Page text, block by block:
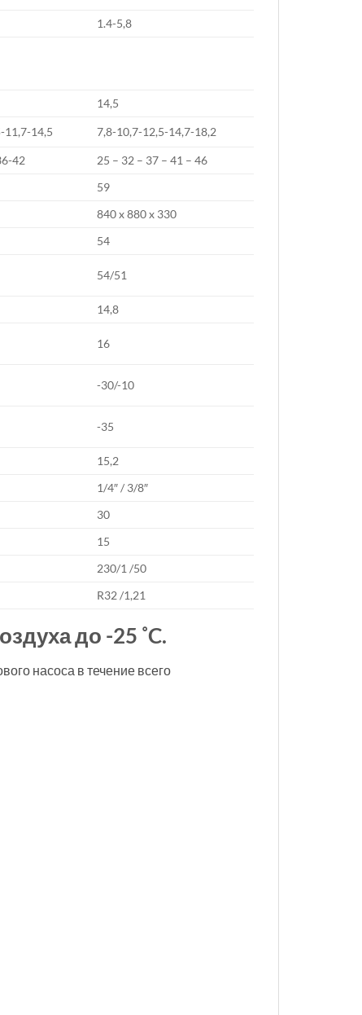
1.4-5,8
14,5
11,7-14,5 7,8-10,7-12,5-14,7-18,2
42
25 – 32 – 37 – 41 – 46
59
840 x 880 x 330
54
54/51
14,8
16
-30/-10
-35
15,2
1/4″ / 3/8″
30
15
230/1 /50
R32 /1,21
до -25 ˚C.
насоса в течение всего